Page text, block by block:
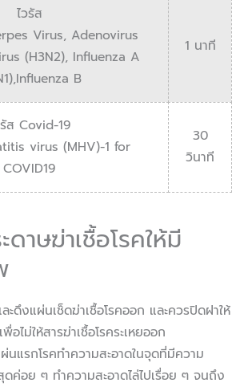
ไวรัส
Virus, Adenovirus
(H3N2), Influenza A
B
1 นาที
ส Covid-19
virus (MHV)-1 for
COVID19
30
วินาที
ดาษฆ่าเชื้อโรคให้มี
ะดึงแผ่นเช็ดฆ่าเชื้อโรคออก และควรปิดฝาให้
อไม่ให้สารฆ่าเชื้อโรคระเหยออก
นแรกโรคทำความสะอาดในจุดที่มีความ
ค่อย ๆ ทำความสะอาดไล่ไปเรื่อย ๆ จนถึง